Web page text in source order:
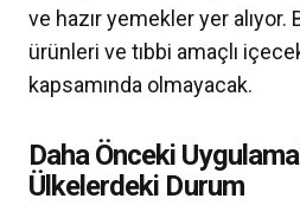
ve hazır yemekler yer alıyor.
ürünleri ve tıbbi amaçlı
kapsamında olmayacak.
Daha Önceki
Ülkelerdeki Durum